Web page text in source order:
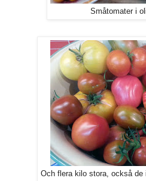
Småtomater i
Och flera kilo stora, också de